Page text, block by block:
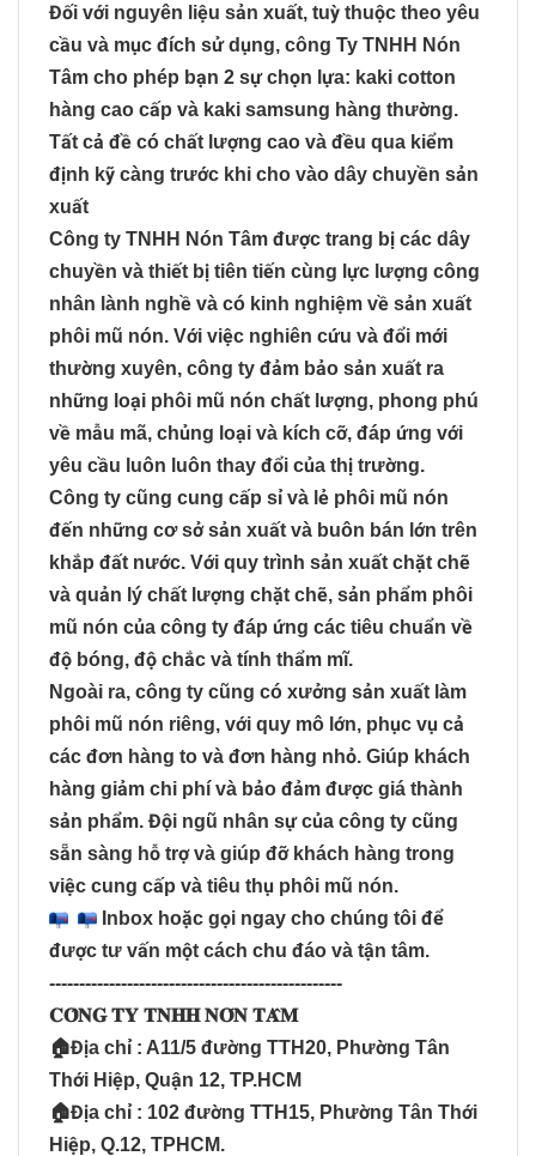
Đối với nguyên liệu sản xuất, tuỳ thuộc theo yêu
cầu và mục đích sử dụng, công Ty TNHH Nón
Tâm cho phép bạn 2 sự chọn lựa: kaki cotton
hàng cao cấp và kaki samsung hàng thường.
Tất cả đề có chất lượng cao và đều qua kiểm
định kỹ càng trước khi cho vào dây chuyền sản
xuất
Công ty TNHH Nón Tâm được trang bị các dây
chuyền và thiết bị tiên tiến cùng lực lượng công
nhân lành nghề và có kinh nghiệm về sản xuất
phôi mũ nón. Với việc nghiên cứu và đổi mới
thường xuyên, công ty đảm bảo sản xuất ra
những loại phôi mũ nón chất lượng, phong phú
về mẫu mã, chủng loại và kích cỡ, đáp ứng với
yêu cầu luôn luôn thay đổi của thị trường.
Công ty cũng cung cấp sỉ và lẻ phôi mũ nón
đến những cơ sở sản xuất và buôn bán lớn trên
khắp đất nước. Với quy trình sản xuất chặt chẽ
và quản lý chất lượng chặt chẽ, sản phẩm phôi
mũ nón của công ty đáp ứng các tiêu chuẩn về
độ bóng, độ chắc và tính thẩm mĩ.
Ngoài ra, công ty cũng có xưởng sản xuất làm
phôi mũ nón riêng, với quy mô lớn, phục vụ cả
các đơn hàng to và đơn hàng nhỏ. Giúp khách
hàng giảm chi phí và bảo đảm được giá thành
sản phẩm. Đội ngũ nhân sự của công ty cũng
sẵn sàng hỗ trợ và giúp đỡ khách hàng trong
việc cung cấp và tiêu thụ phôi mũ nón.
Inbox hoặc gọi ngay cho chúng tôi để
được tư vấn một cách chu đáo và tận tâm.
-------------------------------------------------
𝐂𝐎̂𝐍𝐆 𝐓𝐘 𝐓𝐍𝐇𝐇 𝐍𝐎́𝐍 𝐓𝐀̂𝐌
🏠Địa chỉ : A11/5 đường TTH20, Phường Tân
Thới Hiệp, Quận 12, TP.HCM
🏠Địa chỉ : 102 đường TTH15, Phường Tân Thới
Hiệp, Q.12, TPHCM.